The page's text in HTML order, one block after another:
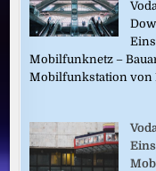
Mobilfunknetz –
Mobilfunkstation von